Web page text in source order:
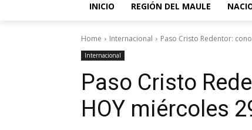
INICIO REGIÓN DEL MAULE
Home Internacional Paso Cristo Redentor:
Internacional
Paso Cristo
HOY miércoles